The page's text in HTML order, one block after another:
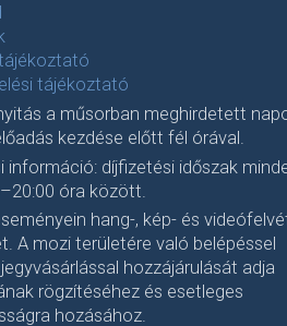
tájékoztató
a műsorban meghirdetett
kezdése előtt fél órával.
információ: díjfizetési időszak
óra között.
hang-, kép- és
A mozi területére való belépéssel
hozzájárulását adja
rögzítéséhez és esetleges
hozásához.